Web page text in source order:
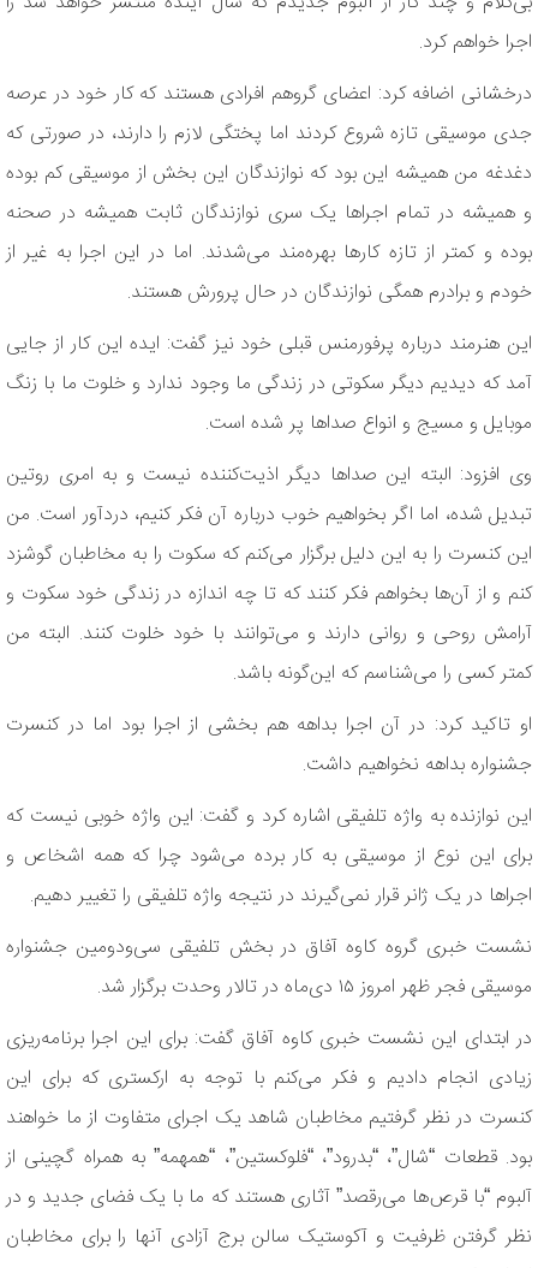
اجرا خواهم کرد.
درخشانی اضافه کرد: اعضای گروهم افرادی هستند که کار خود در عرصه
جدی موسیقی تازه شروع کردند اما پختگی لازم را دارند، در صورتی که
دغدغه من همیشه این بود که نوازندگان این بخش از موسیقی کم بوده
و همیشه در تمام اجراها یک سری نوازندگان ثابت همیشه در صحنه
بوده و کمتر از تازه کارها بهره‌مند می‌شدند. اما در این اجرا به غیر از
خودم و برادرم همگی نوازندگان در حال پرورش هستند.
این هنرمند درباره پرفورمنس قبلی خود نیز گفت: ایده این کار از جایی
آمد که دیدیم دیگر سکوتی در زندگی ما وجود ندارد و خلوت ما با زنگ
موبایل و مسیج و انواع صداها پر شده است.
وی افزود: البته این صداها دیگر اذیت‌کننده نیست و به امری روتین
تبدیل شده، اما اگر بخواهیم خوب درباره آن فکر کنیم، دردآور است. من
این کنسرت را به این دلیل برگزار می‌کنم که سکوت را به مخاطبان گوشزد
کنم و از آن‌ها بخواهم فکر کنند که تا چه اندازه در زندگی خود سکوت و
آرامش روحی و روانی دارند و می‌توانند با خود خلوت کنند. البته من
کمتر کسی را می‌شناسم که این‌گونه باشد.
او تاکید کرد: در آن اجرا بداهه هم بخشی از اجرا بود اما در کنسرت
جشنواره بداهه نخواهیم داشت.
این نوازنده به واژه تلفیقی اشاره کرد و گفت: این واژه خوبی نیست که
برای این نوع از موسیقی به کار برده می‌شود چرا که همه اشخاص و
اجراها در یک ژانر قرار نمی‌گیرند در نتیجه واژه تلفیقی را تغییر دهیم.
نشست خبری گروه کاوه آفاق در بخش تلفیقی سی‌ودومین جشنواره
موسیقی فجر ظهر امروز ۱۵ دی‌ماه در تالار وحدت برگزار شد.
در ابتدای این نشست خبری کاوه آفاق گفت: برای این اجرا برنامه‌ریزی
زیادی انجام دادیم و فکر می‌کنم با توجه به ارکستری که برای این
کنسرت در نظر گرفتیم مخاطبان شاهد یک اجرای متفاوت از ما خواهند
بود. قطعات “شال”، “بدرود”، “فلوکستین”، “همهمه” به همراه گچینی از
آلبوم “با قرص‌ها می‌رقصد” آثاری هستند که ما با یک فضای جدید و در
نظر گرفتن ظرفیت و آکوستیک سالن برج آزادی آنها را برای مخاطبان